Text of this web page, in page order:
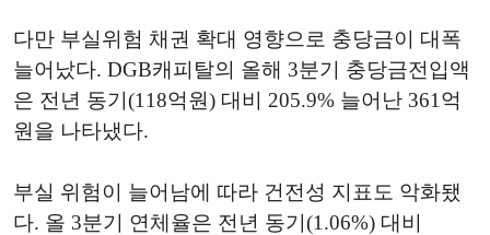
다만 부실위험 채권 확대 영향으로 충당금이 대폭
늘어났다. DGB캐피탈의 올해 3분기 충당금전입액
은 전년 동기(118억원) 대비 205.9% 늘어난 361억
원을 나타냈다.
부실 위험이 늘어남에 따라 건전성 지표도 악화됐
다. 올 3분기 연체율은 전년 동기(1.06%) 대비